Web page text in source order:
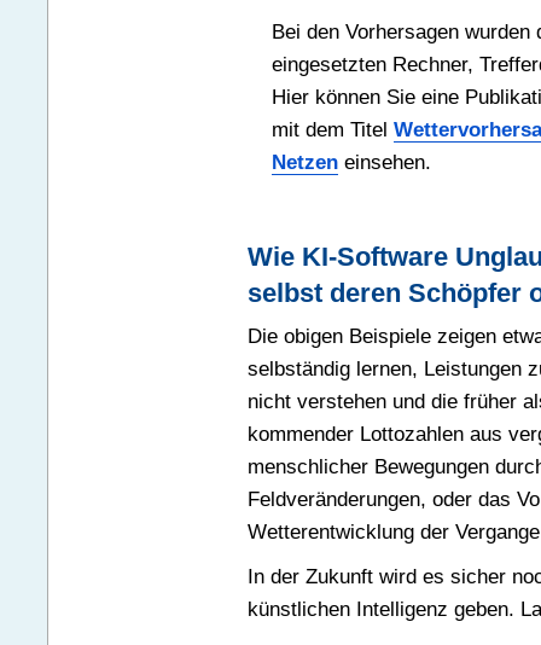
Bei den Vorhersagen
eingesetzten Rechner,
Hier können Sie eine
mit dem Titel
Netzen einsehen.
Wie KI-Software
selbst deren Schöpfer
Die obigen Beispiele zeigen
selbständig lernen, Leistungen
nicht verstehen und die früher
kommender Lottozahlen aus
menschlicher Bewegungen
Feldveränderungen, oder das
Wetterentwicklung der
In der Zukunft wird es sicher
künstlichen Intelligenz geben.